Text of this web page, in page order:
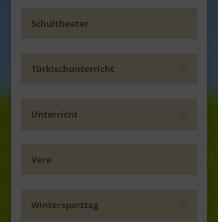
Schultheater
Türkischunterricht
Unterricht
Vera
Wintersporttag